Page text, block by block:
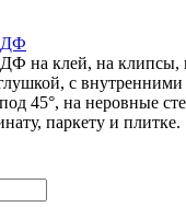
на клей, на клипсы,
с
45°, на неровные
паркету и плитке.